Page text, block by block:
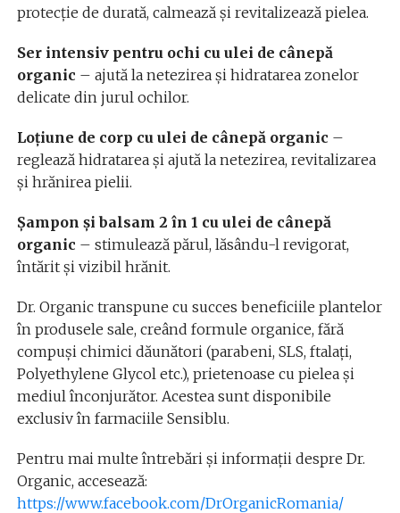
protecție de durată, calmează și revitalizează pielea.
Ser intensiv pentru ochi cu ulei de cânepă
organic – ajută la netezirea și hidratarea zonelor
delicate din jurul ochilor.
Loțiune de corp cu ulei de cânepă organic –
reglează hidratarea și ajută la netezirea, revitalizarea
și hrănirea pielii.
Șampon și balsam 2 în 1 cu ulei de cânepă
organic – stimulează părul, lăsându-l revigorat,
întărit și vizibil hrănit.
Dr. Organic transpune cu succes beneficiile plantelor
în produsele sale, creând formule organice, fără
compuși chimici dăunători (parabeni, SLS, ftalați,
Polyethylene Glycol etc.), prietenoase cu pielea și
mediul înconjurător. Acestea sunt disponibile
exclusiv în farmaciile Sensiblu.
Pentru mai multe întrebări și informații despre Dr.
Organic, accesează:
https://www.facebook.com/DrOrganicRomania/